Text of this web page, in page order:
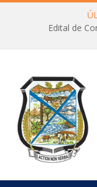
Edital de